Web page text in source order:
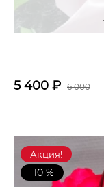
5 400 ₽ 6 000
Акция!
-10 %